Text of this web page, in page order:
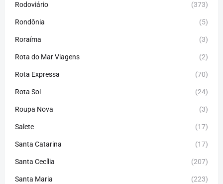
Rodoviário (373)
Rondônia (5)
Roraíma (3)
Rota do Mar Viagens (2)
Rota Expressa (70)
Rota Sol (24)
Roupa Nova (3)
Salete (17)
Santa Catarina (17)
Santa Cecília (207)
Santa Maria (223)